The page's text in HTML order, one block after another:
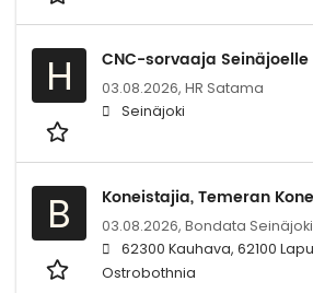
H CNC-sorvaaja Seinäjoelle
03.08.2026, HR Satama
Seinäjoki
B Koneistajia, Temeran
03.08.2026, Bondata Seinäjoki
62300 Kauhava, 62100
Ostrobothnia